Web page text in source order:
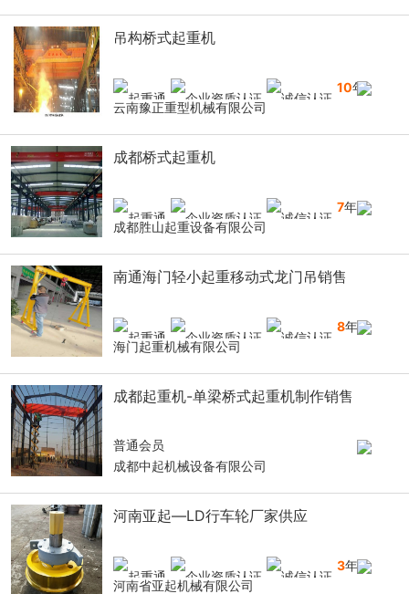
吊构桥式起重机
10年
云南豫正重型机械有限公司
成都桥式起重机
7年
成都胜山起重设备有限公司
南通海门轻小起重移动式龙门吊销售
8年
海门起重机械有限公司
成都起重机-单梁桥式起重机制作销售
普通会员
成都中起机械设备有限公司
河南亚起—LD行车轮厂家供应
3年
河南省亚起机械有限公司